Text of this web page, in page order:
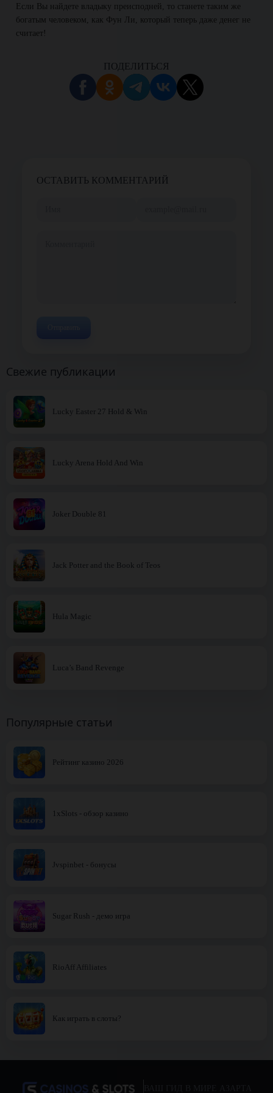
Если Вы найдете владыку преисподней, то станете таким же
богатым человеком, как Фун Ли, который теперь даже денег не
считает!
ПОДЕЛИТЬСЯ
ОСТАВИТЬ КОММЕНТАРИЙ
Свежие публикации
Lucky Easter 27 Hold & Win
Lucky Arena Hold And Win
Joker Double 81
Jack Potter and the Book of Teos
Hula Magic
Luca’s Band Revenge
Популярные статьи
Рейтинг казино 2026
1xSlots - обзор казино
Jvspinbet - бонусы
Sugar Rush - демо игра
RioAff Affiliates
Как играть в слоты?